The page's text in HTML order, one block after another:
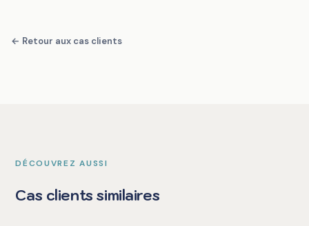
← Retour aux cas clients
DÉCOUVREZ AUSSI
Cas clients similaires